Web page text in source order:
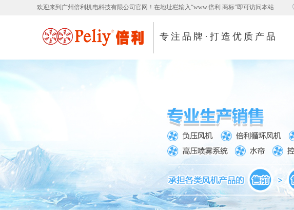
欢迎来到广州倍利机电科技有限公司官网！在地址栏输入“www.倍利.商标”即可访问本站​
专注品牌·打造优质产品